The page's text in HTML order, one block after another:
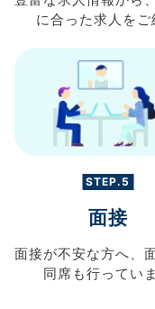
に合った求人を ご
STEP.5
面接
面接が不安な方へ、
同席も行ってい